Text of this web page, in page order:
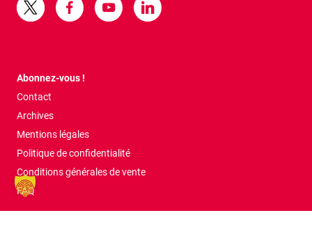
Abonnez-vous !
Contact
Archives
Mentions légales
Politique de confidentialité
Conditions générales de vente
FAQ